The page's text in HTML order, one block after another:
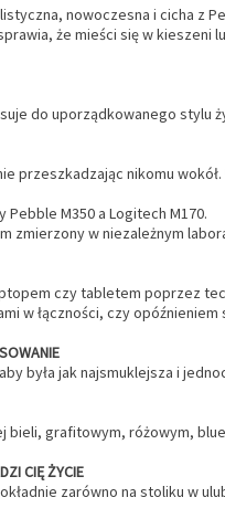
nowoczesna i cicha z
że mieści się w
do uporządkowanego stylu
przeszkadzając nikomu
M350 a Logitech M170.
zmierzony w niezależnym
czy tabletem poprzez
w łączności, czy opóźnieniem
była jak najsmuklejsza i
bieli, grafitowym, różowym,
CIĘ ŻYCIE
zarówno na stoliku w